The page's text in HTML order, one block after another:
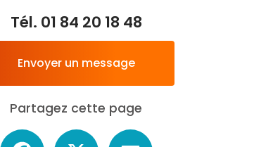
Tél. 01 84 20 18 48
Envoyer un message
Partagez cette page
Facebook